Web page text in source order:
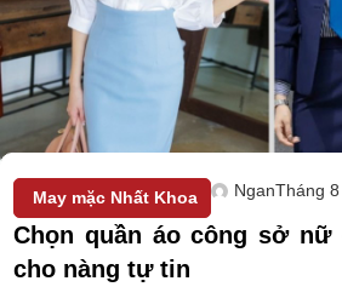
May mặc Nhất Khoa NganTháng
Chọn quần áo công sở nữ
cho nàng tự tin